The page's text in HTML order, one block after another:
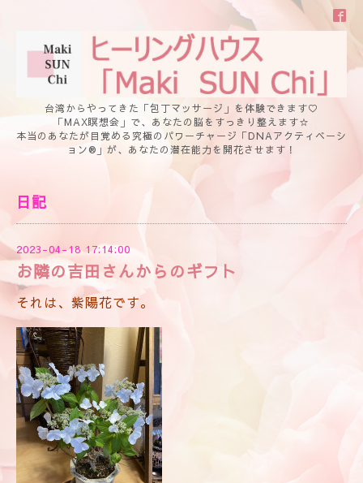
台湾からやってきた「包丁マッサージ」を体験できます♡
「MAX瞑想会」で、あなたの脳をすっきり整えます☆
本当のあなたが目覚める究極のパワーチャージ「DNAアクティベーシ
ョン®」が、あなたの潜在能力を開花させます！
日記
2023-04-18 17:14:00
お隣の吉田さんからのギフト
それは、紫陽花です。